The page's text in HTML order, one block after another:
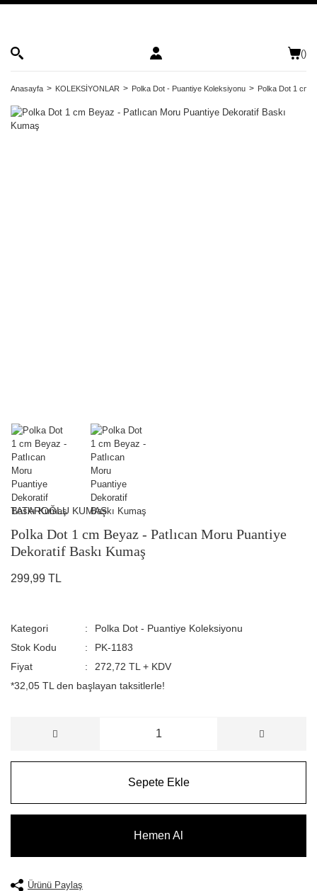
()
Anasayfa KOLEKSİYONLAR Polka Dot - Puantiye Koleksiyonu Polka Dot 1 cm
TATAROĞLU KUMAŞ
Polka Dot 1 cm Beyaz - Patlıcan Moru Puantiye
Dekoratif Baskı Kumaş
299,99 TL
Kategori
Polka Dot - Puantiye Koleksiyonu
Stok Kodu
PK-1183
Fiyat
272,72 TL + KDV
*32,05 TL den başlayan taksitlerle!
Sepete Ekle
Hemen Al
Ürünü Paylaş